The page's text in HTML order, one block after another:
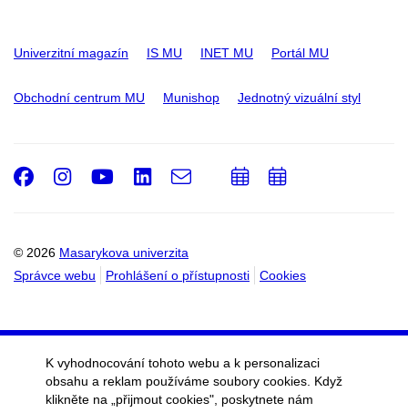
Univerzitní magazín IS MU INET MU Portál MU
Obchodní centrum MU Munishop Jednotný vizuální styl
© 2026 Masarykova univerzita
Správce webu
Prohlášení o přístupnosti Cookies
Facebook
Instagram
Youtube
LinkedIn
e-
PřidatPřidat
K vyhodnocování tohoto webu a k personalizaci
obsahu a reklam používáme soubory cookies. Když
klikněte na „přijmout cookies", poskytnete nám